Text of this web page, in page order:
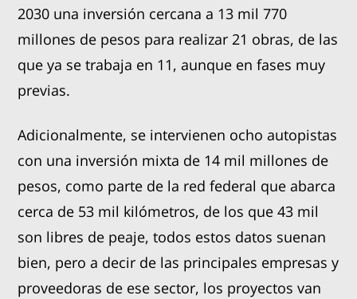
2030 una inversión cercana a 13 mil 770
millones de pesos para realizar 21 obras, de las
que ya se trabaja en 11, aunque en fases muy
previas.
Adicionalmente, se intervienen ocho autopistas
con una inversión mixta de 14 mil millones de
pesos, como parte de la red federal que abarca
cerca de 53 mil kilómetros, de los que 43 mil
son libres de peaje, todos estos datos suenan
bien, pero a decir de las principales empresas y
proveedoras de ese sector, los proyectos van